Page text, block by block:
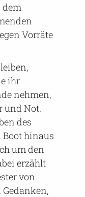
dem
Vorräte
ihr
nehmen,
und Not.
des
hinaus
um den
erzählt
von